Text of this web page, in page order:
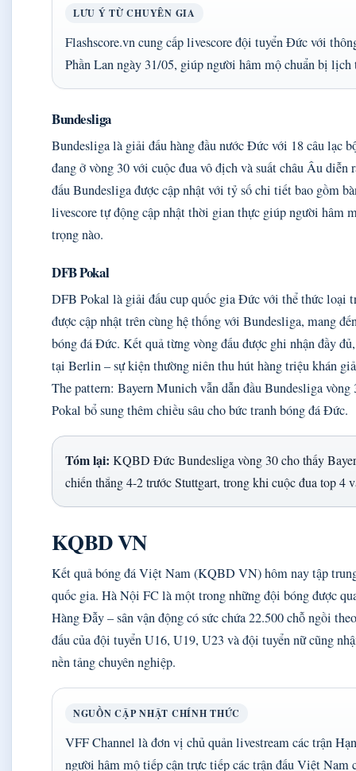
LƯU Ý TỪ CHUYÊN GIA
Flashscore.vn cung cấp livescore đội tuyển Đức với
Phần Lan ngày 31/05, giúp người hâm mộ chuẩn bị lịch
Bundesliga
Bundesliga là giải đấu hàng đầu nước Đức với 18 câu lạc
đang ở vòng 30 với cuộc đua vô địch và suất châu Âu diễn
đấu Bundesliga được cập nhật với tỷ số chi tiết bao gồm
livescore tự động cập nhật thời gian thực giúp người hâm
trọng nào.
DFB Pokal
DFB Pokal là giải đấu cup quốc gia Đức với thể thức loại
được cập nhật trên cùng hệ thống với Bundesliga, mang
bóng đá Đức. Kết quả từng vòng đấu được ghi nhận đầy
tại Berlin – sự kiện thường niên thu hút hàng triệu khán
The pattern: Bayern Munich vẫn dẫn đầu Bundesliga
Pokal bổ sung thêm chiều sâu cho bức tranh bóng đá Đức.
Tóm lại: KQBD Đức Bundesliga vòng 30 cho thấy
chiến thắng 4-2 trước Stuttgart, trong khi cuộc đua top 4
KQBD VN
Kết quả bóng đá Việt Nam (KQBD VN) hôm nay tập
quốc gia. Hà Nội FC là một trong những đội bóng được
Hàng Đẫy – sân vận động có sức chứa 22.500 chỗ ngồi
đấu của đội tuyển U16, U19, U23 và đội tuyển nữ cũng
nền tảng chuyên nghiệp.
NGUỒN CẬP NHẬT CHÍNH THỨC
VFF Channel là đơn vị chủ quản livestream các trận
người hâm mộ tiếp cận trực tiếp các trận đấu Việt Nam